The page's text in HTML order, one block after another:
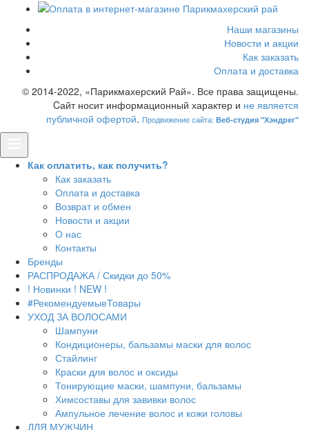
Наши магазины
Новости и акции
Как заказать
Оплата и доставка
© 2014-2022, «Парикмахерский Рай». Все права защищены.
Cайт носит информационный характер и не является
публичной офертой. Продвижение сайта: Веб-студия "Хэндрег"
Как оплатить, как получить?
Как заказать
Оплата и доставка
Возврат и обмен
Новости и акции
О нас
Контакты
Бренды
РАСПРОДАЖА / Скидки до 50%
! Новинки ! NEW !
#РекомендуемыеТовары
УХОД ЗА ВОЛОСАМИ
Шампуни
Кондиционеры, бальзамы маски для волос
Стайлинг
Краски для волос и оксиды
Тонирующие маски, шампуни, бальзамы
Химсоставы для завивки волос
Ампульное лечение волос и кожи головы
ДЛЯ МУЖЧИН